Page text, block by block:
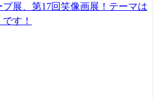
展、第17回笑像画展！テーマは
す！